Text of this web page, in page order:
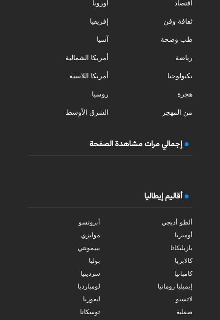
اقتصاد
ثقافة وفن
طب وصحة
رياضة
تكنولوجيا
هجرة
من المهجر
أوروبا
إفريقيا
آسيا
أمريكا الشمالية
أمريكا اللاتينية
روسيا
الشرق الأوسط
إجمالي مرات مشاهدة الصفحة
أقاليم إيطاليا
ألطو أديجي
أبروتسو
أومبريا
موليزي
بازيليكاتا
بييمونتي
كالابريا
بوليا
كامبانيا
سردينيا
إيميليا رومانيا
لومبارديا
لاتسيو
ليغوريا
صقلية
توسكانا